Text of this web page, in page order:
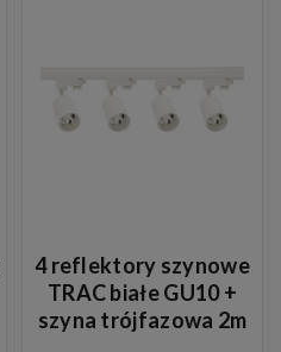
4 reflektory szynowe
TRAC białe GU10 +
szyna trójfazowa 2m